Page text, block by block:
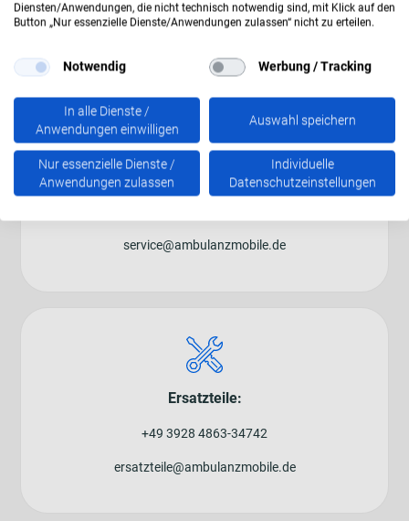
info@ambulanzmobile.de
Serviceteam:
service@ambulanzmobile.de
Ersatzteile:
+49 3928 4863-34742
ersatzteile@ambulanzmobile.de
Diensten/Anwendungen, die nicht technisch notwendig sind, mit Klick auf den
Button „Nur essenzielle Dienste/Anwendungen zulassen“ nicht zu erteilen.
Notwendig Werbung / Tracking
In alle Dienste /
Anwendungen einwilligen
Auswahl speichern
Nur essenzielle Dienste /
Anwendungen zulassen
Individuelle
Datenschutzeinstellungen